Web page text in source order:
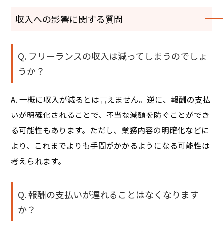
収入への影響に関する質問
Q. フリーランスの収入は減ってしまうのでしょ
うか？
A. 一概に収入が減るとは言えません。逆に、報酬の支払
いが明確化されることで、不当な減額を防ぐことができ
る可能性もあります。ただし、業務内容の明確化などに
より、これまでよりも手間がかかるようになる可能性は
考えられます。
Q. 報酬の支払いが遅れることはなくなります
か？